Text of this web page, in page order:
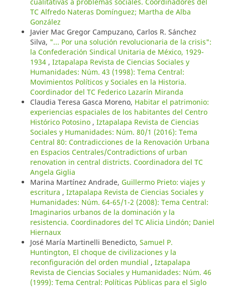
TC Alfredo Nateras Domínguez; Martha de Alba
González
Javier Mac Gregor Campuzano, Carlos R. Sánchez
Silva, "... Por una solución revolucionaria de la crisis":
la Confederación Sindical Unitaria de México, 1929-
1934 , Iztapalapa Revista de Ciencias Sociales y
Humanidades: Núm. 43 (1998): Tema Central:
Movimientos Políticos y Sociales en la Historia.
Coordinador del TC Federico Lazarín Miranda
Claudia Teresa Gasca Moreno, Habitar el patrimonio:
experiencias espaciales de los habitantes del Centro
Histórico Potosino , Iztapalapa Revista de Ciencias
Sociales y Humanidades: Núm. 80/1 (2016): Tema
Central 80: Contradicciones de la Renovación Urbana
en Espacios Centrales/Contradictions of urban
renovation in central districts. Coordinadora del TC
Angela Giglia
Marina Martínez Andrade, Guillermo Prieto: viajes y
escritura , Iztapalapa Revista de Ciencias Sociales y
Humanidades: Núm. 64-65/1-2 (2008): Tema Central:
Imaginarios urbanos de la dominación y la
resistencia. Coordinadores del TC Alicia Lindón; Daniel
Hiernaux
José María Martinelli Benedicto, Samuel P.
Huntington, El choque de civilizaciones y la
reconfiguración del orden mundial , Iztapalapa
Revista de Ciencias Sociales y Humanidades: Núm. 46
(1999): Tema Central: Políticas Públicas para el Siglo